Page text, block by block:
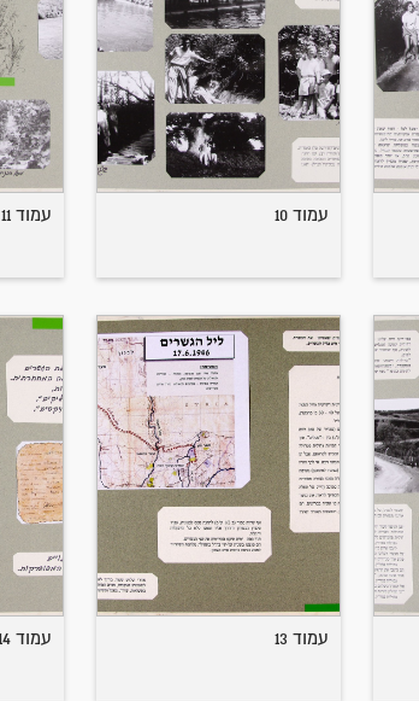
עמוד 10 עמוד 11
עמוד 13 עמוד 14